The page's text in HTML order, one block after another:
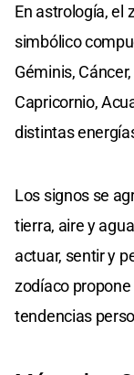
En astrología, el
simbólico
Géminis,
Capricornio,
distintas
Los signos se
tierra, aire y
actuar, sentir y
zodíaco
tendencias